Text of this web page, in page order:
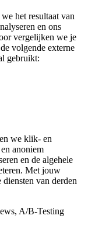
het resultaat van
en ons
vergelijken we je
volgende externe
gebruikt:
we klik- en
anoniem
en de algehele
Met jouw
van derden
A/B-Testing